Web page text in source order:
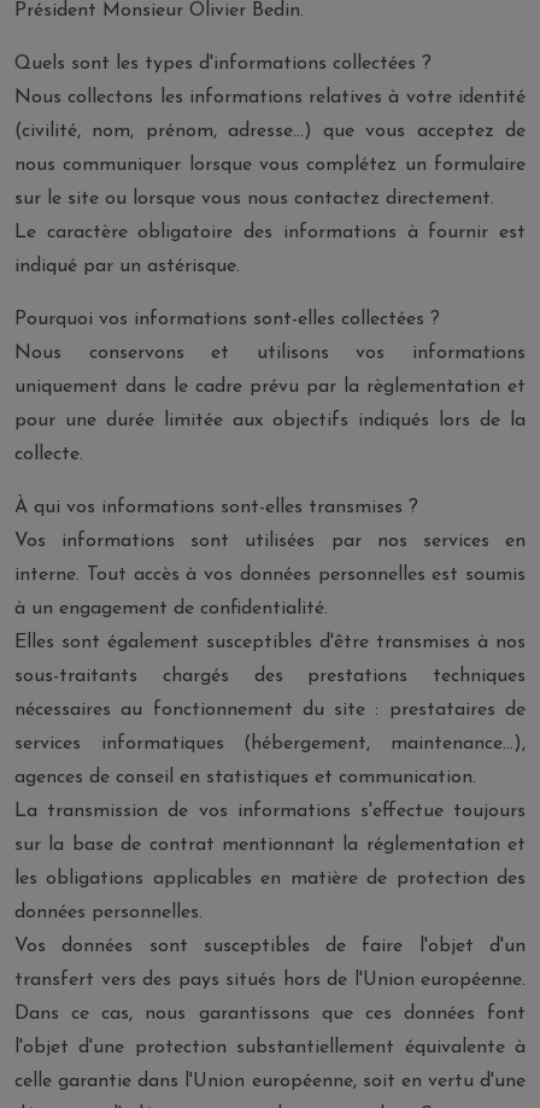
Président Monsieur Olivier Bedin.
Quels sont les types d'informations collectées ?
Nous collectons les informations relatives à votre identité
(civilité, nom, prénom, adresse...) que vous acceptez de
nous communiquer lorsque vous complétez un formulaire
sur le site ou lorsque vous nous contactez directement.
Le caractère obligatoire des informations à fournir est
indiqué par un astérisque.
Pourquoi vos informations sont-elles collectées ?
Nous conservons et utilisons vos informations
uniquement dans le cadre prévu par la règlementation et
pour une durée limitée aux objectifs indiqués lors de la
collecte.
À qui vos informations sont-elles transmises ?
Vos informations sont utilisées par nos services en
interne. Tout accès à vos données personnelles est soumis
à un engagement de confidentialité.
Elles sont également susceptibles d'être transmises à nos
sous-traitants chargés des prestations techniques
nécessaires au fonctionnement du site : prestataires de
services informatiques (hébergement, maintenance...),
agences de conseil en statistiques et communication.
La transmission de vos informations s'effectue toujours
sur la base de contrat mentionnant la réglementation et
les obligations applicables en matière de protection des
données personnelles.
Vos données sont susceptibles de faire l'objet d'un
transfert vers des pays situés hors de l'Union européenne.
Dans ce cas, nous garantissons que ces données font
l'objet d'une protection substantiellement équivalente à
celle garantie dans l'Union européenne, soit en vertu d'une